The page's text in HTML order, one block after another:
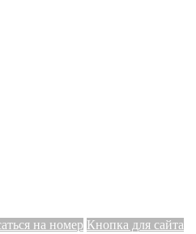
на номер Кнопка для сайта